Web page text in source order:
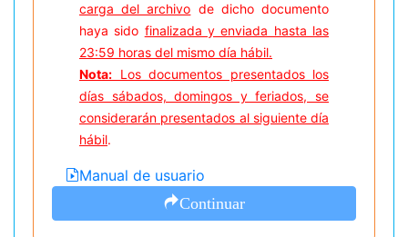
carga del archivo de dicho documento
haya sido finalizada y enviada hasta las
23:59 horas del mismo día hábil.
Nota: Los documentos presentados los
días sábados, domingos y feriados, se
considerarán presentados al siguiente día
hábil.
Manual de usuario
Continuar